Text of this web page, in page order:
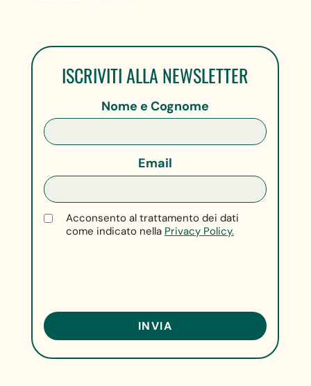
ISCRIVITI ALLA NEWSLETTER
Nome e Cognome
Email
Acconsento al trattamento dei dati
come indicato nella Privacy Policy.